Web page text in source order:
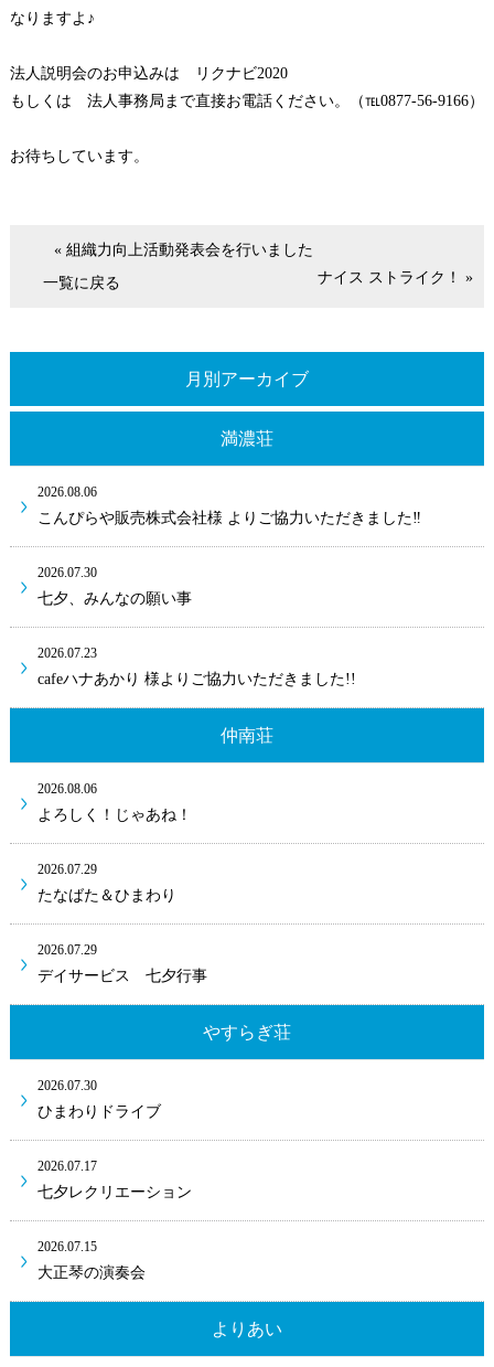
なりますよ♪
法人説明会のお申込みは リクナビ2020
もしくは 法人事務局まで直接お電話ください。（℡0877-56-9166）
お待ちしています。
« 組織力向上活動発表会を行いました
ナイス ストライク！ »
一覧に戻る
月別アーカイブ
満濃荘
2026.08.06
こんぴらや販売株式会社様 よりご協力いただきました‼
2026.07.30
七夕、みんなの願い事
2026.07.23
cafeハナあかり 様よりご協力いただきました!!
仲南荘
2026.08.06
よろしく！じゃあね！
2026.07.29
たなばた＆ひまわり
2026.07.29
デイサービス 七夕行事
やすらぎ荘
2026.07.30
ひまわりドライブ
2026.07.17
七夕レクリエーション
2026.07.15
大正琴の演奏会
よりあい